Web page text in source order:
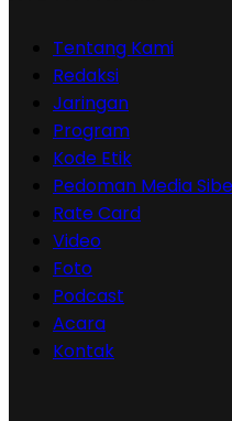
Tentang Kami
Redaksi
Jaringan
Program
Kode Etik
Pedoman Media
Rate Card
Video
Foto
Podcast
Acara
Kontak